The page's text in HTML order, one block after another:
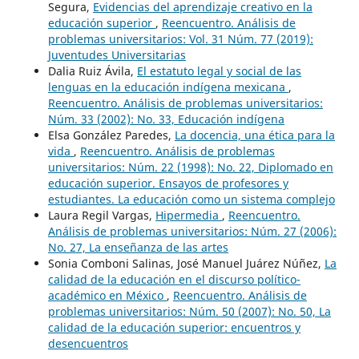
Segura, Evidencias del aprendizaje creativo en la
educación superior , Reencuentro. Análisis de
problemas universitarios: Vol. 31 Núm. 77 (2019):
Juventudes Universitarias
Dalia Ruiz Ávila, El estatuto legal y social de las
lenguas en la educación indígena mexicana ,
Reencuentro. Análisis de problemas universitarios:
Núm. 33 (2002): No. 33, Educación indígena
Elsa González Paredes, La docencia, una ética para la
vida , Reencuentro. Análisis de problemas
universitarios: Núm. 22 (1998): No. 22, Diplomado en
educación superior. Ensayos de profesores y
estudiantes. La educación como un sistema complejo
Laura Regil Vargas, Hipermedia , Reencuentro.
Análisis de problemas universitarios: Núm. 27 (2006):
No. 27, La enseñanza de las artes
Sonia Comboni Salinas, José Manuel Juárez Núñez, La
calidad de la educación en el discurso político-
académico en México , Reencuentro. Análisis de
problemas universitarios: Núm. 50 (2007): No. 50, La
calidad de la educación superior: encuentros y
desencuentros